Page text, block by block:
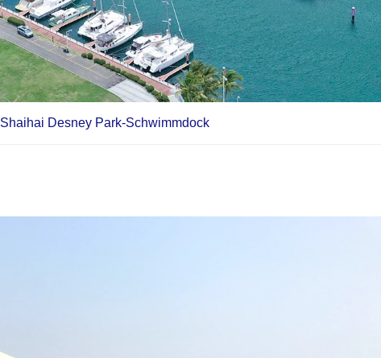
Shaihai Desney Park-Schwimmdock